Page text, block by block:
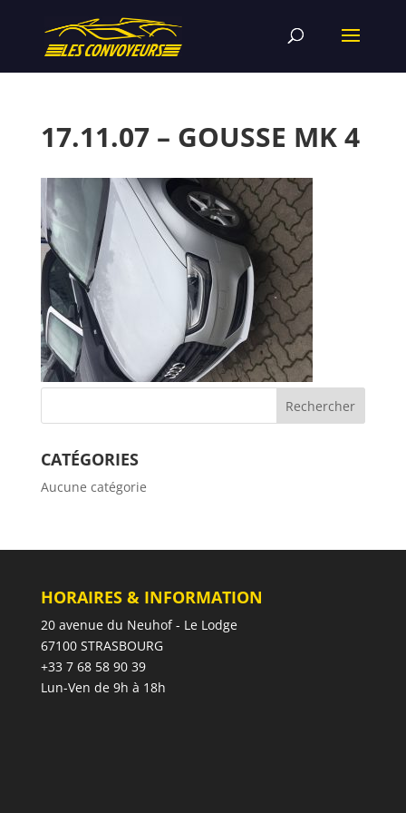
17.11.07 – GOUSSE MK 4
CATÉGORIES
Aucune catégorie
HORAIRES & INFORMATION
20 avenue du Neuhof - Le Lodge
67100 STRASBOURG
+33 7 68 58 90 39
Lun-Ven de 9h à 18h